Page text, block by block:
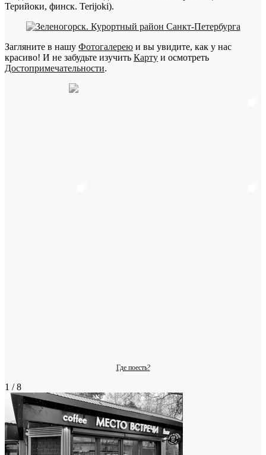
Терийоки, финск. Terijoki).
Загляните в нашу Фотогалерею и вы увидите, как у нас
красиво! И не забудьте изучить Карту и осмотреть
Достопримечательности.
Где поесть?
1 / 8